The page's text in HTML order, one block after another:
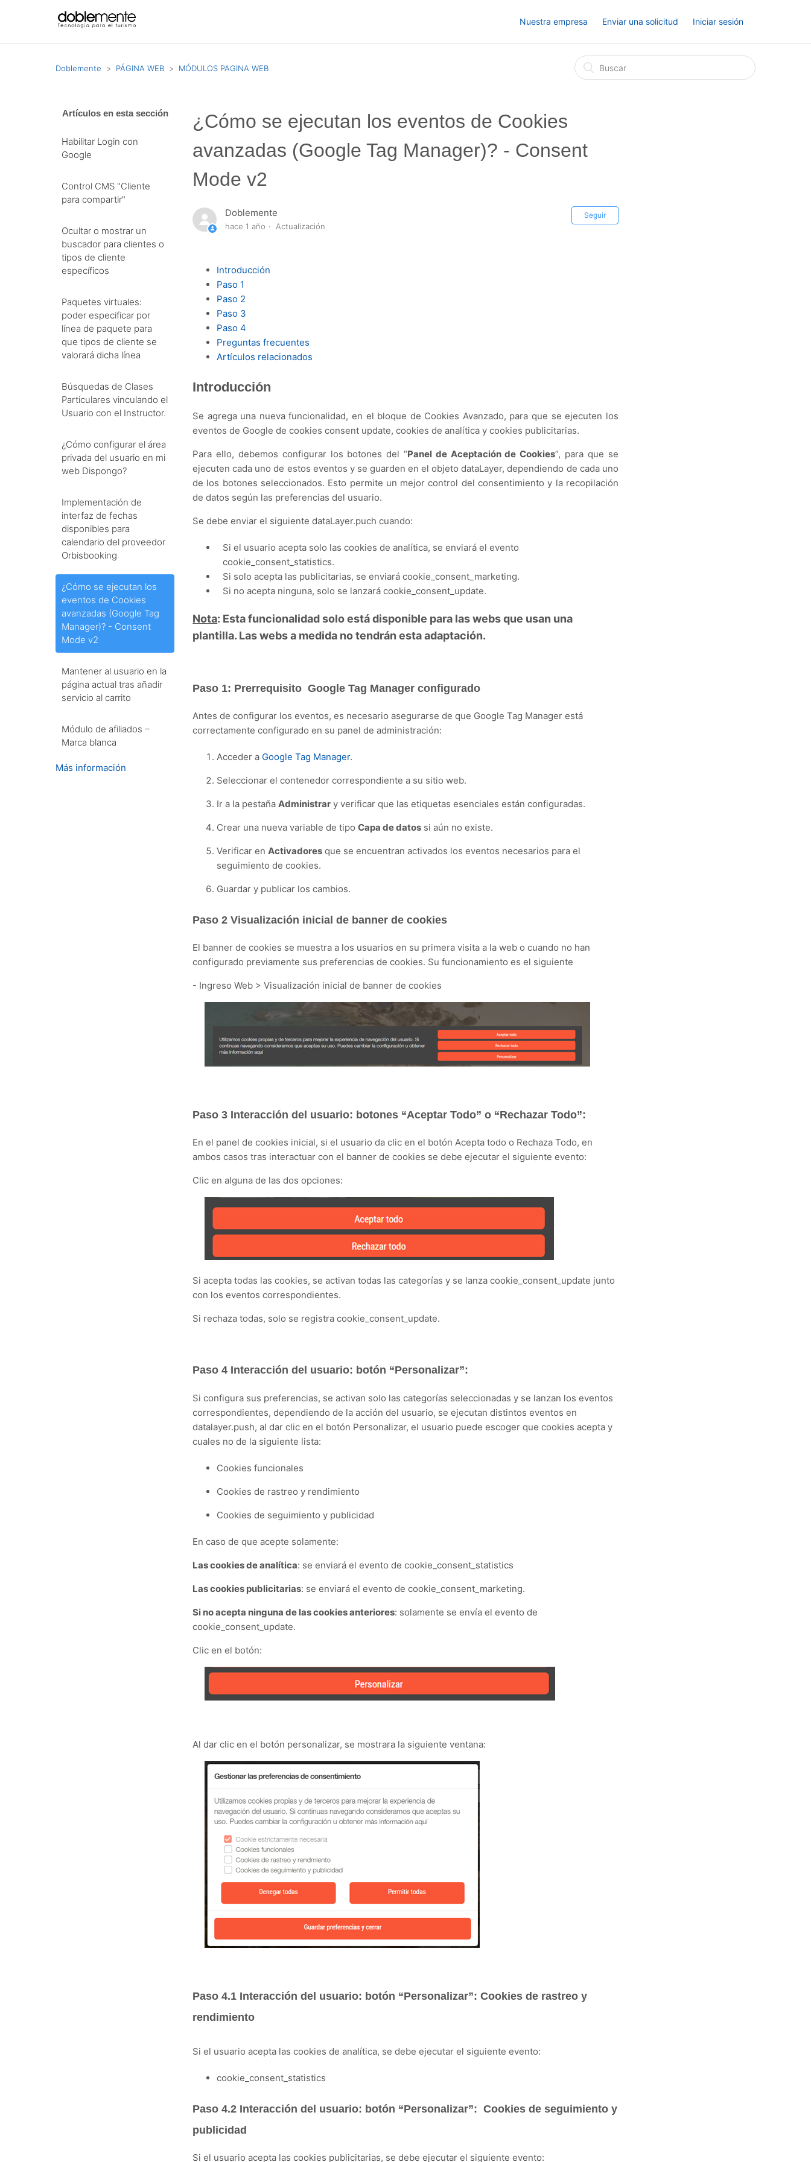
Nuestra empresa Enviar una solicitud Iniciar sesión
Doblemente PÁGINA WEB MÓDULOS PAGINA WEB
Artículos en esta sección
Habilitar Login con
Google
Control CMS "Cliente
para compartir"
Ocultar o mostrar un
buscador para clientes o
tipos de cliente
específicos
Paquetes virtuales:
poder especificar por
línea de paquete para
que tipos de cliente se
valorará dicha línea
Búsquedas de Clases
Particulares vinculando el
Usuario con el Instructor.
¿Cómo configurar el área
privada del usuario en mi
web Dispongo?
Implementación de
interfaz de fechas
disponibles para
calendario del proveedor
Orbisbooking
¿Cómo se ejecutan los
eventos de Cookies
avanzadas (Google Tag
Manager)? - Consent
Mode v2
Mantener al usuario en la
página actual tras añadir
servicio al carrito
Módulo de afiliados –
Marca blanca
Más información
¿Cómo se ejecutan los eventos de Cookies
avanzadas (Google Tag Manager)? - Consent
Mode v2
Doblemente
hace 1 año Actualización
Seguir
Introducción
Paso 1
Paso 2
Paso 3
Paso 4
Preguntas frecuentes
Artículos relacionados
Introducción
Se agrega una nueva funcionalidad, en el bloque de Cookies Avanzado, para que se ejecuten los
eventos de Google de cookies consent update, cookies de analítica y cookies publicitarias.
Para ello, debemos configurar los botones del “Panel de Aceptación de Cookies”, para que se
ejecuten cada uno de estos eventos y se guarden en el objeto dataLayer, dependiendo de cada uno
de los botones seleccionados. Esto permite un mejor control del consentimiento y la recopilación
de datos según las preferencias del usuario.
Se debe enviar el siguiente dataLayer.puch cuando:
Si el usuario acepta solo las cookies de analítica, se enviará el evento
cookie_consent_statistics.
Si solo acepta las publicitarias, se enviará cookie_consent_marketing.
Si no acepta ninguna, solo se lanzará cookie_consent_update.
Nota: Esta funcionalidad solo está disponible para las webs que usan una
plantilla. Las webs a medida no tendrán esta adaptación.
Paso 1: PrerrequisitoGoogle Tag Manager configurado
Antes de configurar los eventos, es necesario asegurarse de que Google Tag Manager está
correctamente configurado en su panel de administración:
Acceder a Google Tag Manager.
Seleccionar el contenedor correspondiente a su sitio web.
Ir a la pestañaAdministrar y verificar que las etiquetas esenciales están configuradas.
Crear una nueva variable de tipoCapa de datos si aún no existe.
Verificar enActivadores que se encuentran activados los eventos necesarios para el
seguimiento de cookies.
Guardar y publicar los cambios.
Paso 2Visualización inicial de banner de cookies
El banner de cookies se muestra a los usuarios en su primera visita a la web o cuando no han
configurado previamente sus preferencias de cookies. Su funcionamiento es el siguiente
- Ingreso Web > Visualización inicial de banner de cookies
Paso 3 Interacción del usuario: botones “Aceptar Todo” o “Rechazar Todo”:
En el panel de cookies inicial, si el usuario da clic en el botón Acepta todo o Rechaza Todo, en
ambos casos tras interactuar con el banner de cookies se debe ejecutar el siguiente evento:
Clic en alguna de las dos opciones:
Si acepta todas las cookies, se activan todas las categorías y se lanza cookie_consent_update junto
con los eventos correspondientes.
Si rechaza todas, solo se registra cookie_consent_update.
Paso 4 Interacción del usuario: botón “Personalizar”:
Si configura sus preferencias, se activan solo las categorías seleccionadas y se lanzan los eventos
correspondientes, dependiendo de la acción del usuario, se ejecutan distintos eventos en
datalayer.push, al dar clic en el botón Personalizar, el usuario puede escoger que cookies acepta y
cuales no de la siguiente lista:
Cookies funcionales
Cookies de rastreo y rendimiento
Cookies de seguimiento y publicidad
En caso de que acepte solamente:
Las cookies de analítica: se enviará el evento de cookie_consent_statistics
Las cookies publicitarias: se enviará el evento de cookie_consent_marketing.
Si no acepta ninguna de las cookies anteriores: solamente se envía el evento de
cookie_consent_update.
Clic en el botón:
Al dar clic en el botón personalizar, se mostrara la siguiente ventana:
Paso 4.1 Interacción del usuario: botón “Personalizar”:Cookies de rastreo y
rendimiento
Si el usuario acepta las cookies de analítica, se debe ejecutar el siguiente evento:
cookie_consent_statistics
Paso 4.2 Interacción del usuario: botón “Personalizar”: Cookies de seguimiento y
publicidad
Si el usuario acepta las cookies publicitarias, se debe ejecutar el siguiente evento: